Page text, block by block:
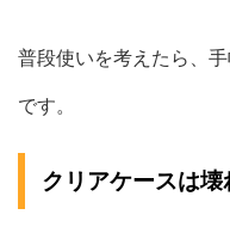
普段使いを考えたら、
です。
クリアケースは壊